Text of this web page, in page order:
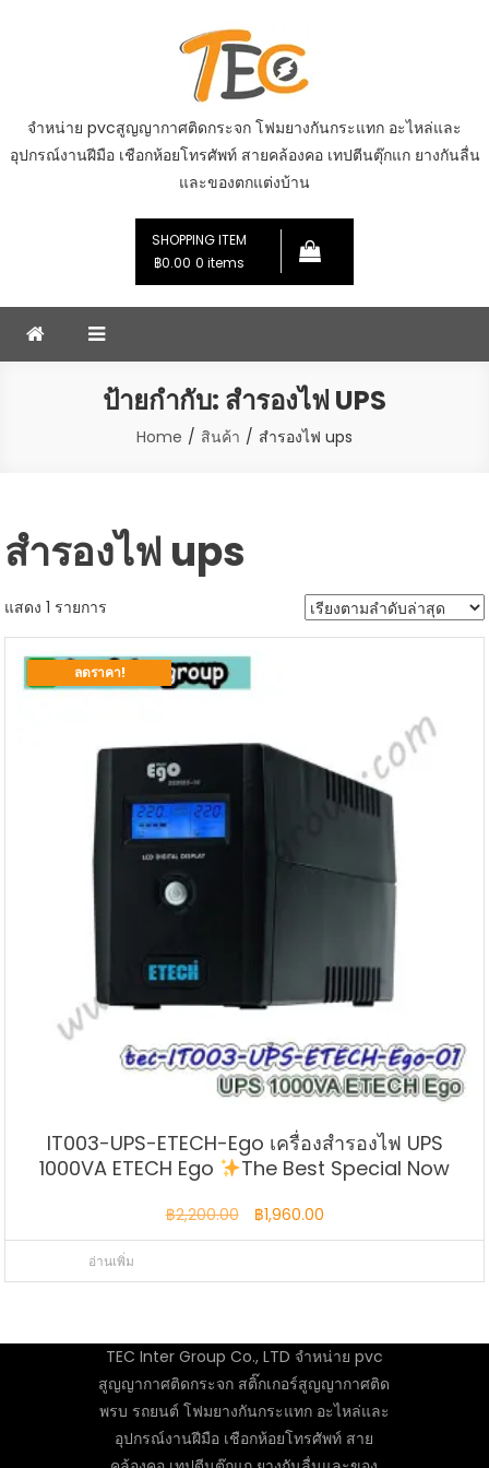
จำหน่าย pvcสูญญากาศติดกระจก โฟมยางกันกระแทก อะไหล่และ
อุปกรณ์งานฝีมือ เชือกห้อยโทรศัพท์ สายคล้องคอ เทปตีนตุ๊กแก ยางกันลื่น
และของตกแต่งบ้าน
SHOPPING ITEM
฿0.00 0 items
ป้ายกำกับ: สำรองไฟ UPS
Home สินค้า สำรองไฟ ups
สำรองไฟ ups
แสดง 1 รายการ
ลดราคา!
IT003-UPS-ETECH-Ego เครื่องสำรองไฟ UPS
1000VA ETECH Ego
The Best Special Now
฿2,200.00
Original
price
฿1,960.00Current
price
อ่านเพิ่ม
TEC Inter Group Co., LTD จำหน่าย pvc
สูญญากาศติดกระจก สติ๊กเกอร์สูญญากาศติด
พรบ รถยนต์ โฟมยางกันกระแทก อะไหล่และ
อุปกรณ์งานฝีมือ เชือกห้อยโทรศัพท์ สาย